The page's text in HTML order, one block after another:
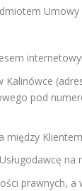
Kalinówce
pod
prawnych,